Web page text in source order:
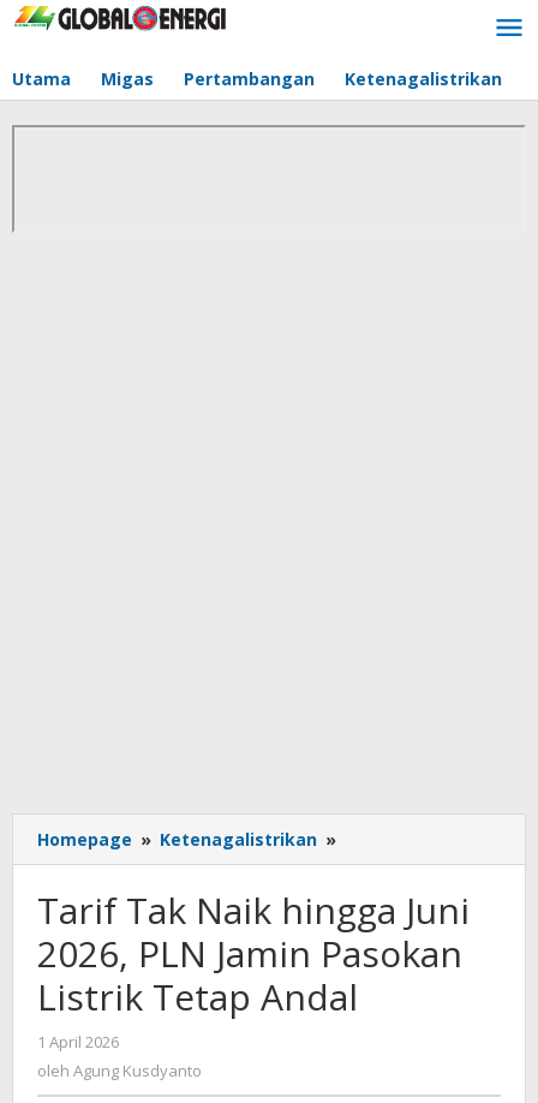
Lewati
Utama Migas Pertambangan Ketenagalistrikan
Homepage » Ketenagalistrikan »
Tak
hingga
Juni
2026,
PLN
Jamin
Tetap
Tarif Tak Naik hingga Juni
2026, PLN Jamin Pasokan
Listrik Tetap Andal
1 April 2026
Agung
Kusdyanto
oleh Agung Kusdyanto